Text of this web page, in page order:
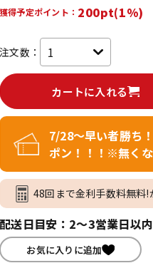
獲得予定ポイント： 200pt(1%)
注文数：
カートに入れる
7/28～早い者勝ち
ポン！！！※無く
48回まで金利手数料無料
配送日目安：2～3営業日以
お気に入りに追加